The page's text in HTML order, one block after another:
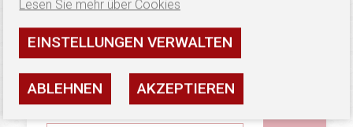
BRONZE
Preisschleifen Double Special
Verfügbarkeit: hoch
Lesen Sie mehr über Cookies
EINSTELLUNGEN VERWALTEN
ABLEHNEN AKZEPTIEREN